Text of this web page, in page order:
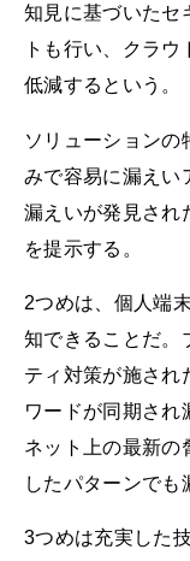
知見に基づいたセ
トも行い、クラ
低減するという。
ソリューションの
みで容易に漏えい
漏えいが発見され
を提示する。
2つめは、個人端
知できることだ。
ティ対策が施され
ワードが同期され
ネット上の最新の
したパターンでも
3つめは充実した